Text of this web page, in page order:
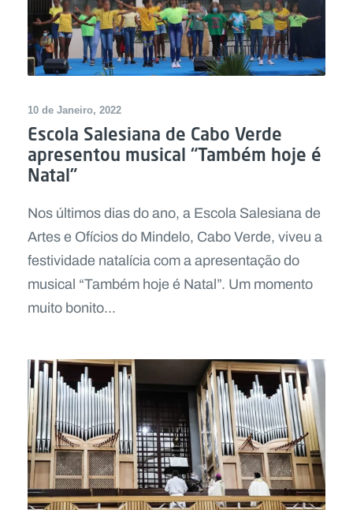
10 de Janeiro, 2022
Escola Salesiana de Cabo Verde
apresentou musical “Também hoje é
Natal”
Nos últimos dias do ano, a Escola Salesiana de
Artes e Ofícios do Mindelo, Cabo Verde, viveu a
festividade natalícia com a apresentação do
musical “Também hoje é Natal”. Um momento
muito bonito...